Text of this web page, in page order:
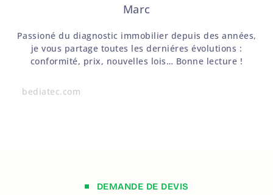
Marc
Passioné du diagnostic immobilier depuis des années,
je vous partage toutes les derniéres évolutions :
conformité, prix, nouvelles lois… Bonne lecture !
bediatec.com
DEMANDE DE DEVIS